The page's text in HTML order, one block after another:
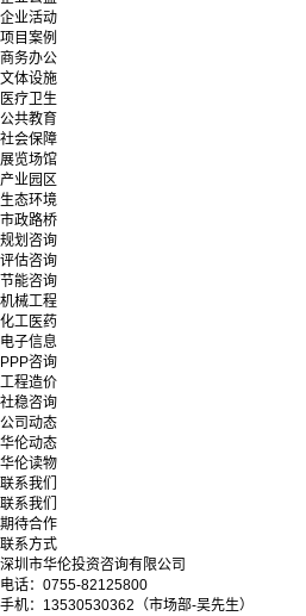
企业活动
项目案例
商务办公
文体设施
医疗卫生
公共教育
社会保障
展览场馆
产业园区
生态环境
市政路桥
规划咨询
评估咨询
节能咨询
机械工程
化工医药
电子信息
PPP咨询
工程造价
社稳咨询
公司动态
华伦动态
华伦读物
联系我们
联系我们
期待合作
联系方式
深圳市华伦投资咨询有限公司
电话：0755-82125800
手机：13530530362（市场部-吴先生）